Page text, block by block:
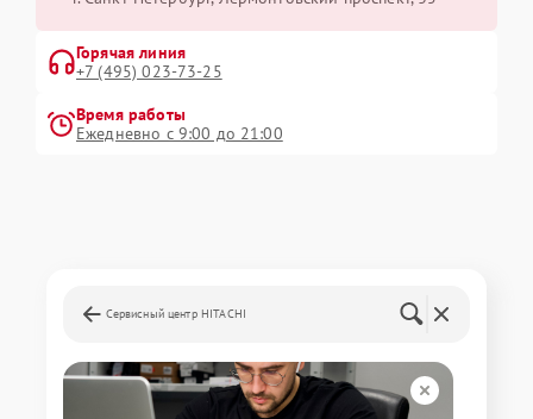
Горячая линия
+7 (495) 023-73-25
Время работы
Ежедневно с 9:00 до 21:00
Сервисный центр HITACHI